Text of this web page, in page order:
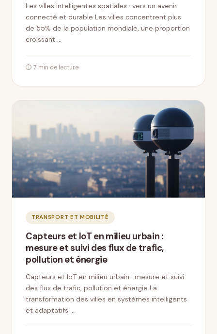
Les villes intelligentes spatiales : vers un avenir
connecté et durable Les villes concentrent plus
de 55% de la population mondiale, une proportion
croissant …
⏱ 7 min de lecture
TRANSPORT ET MOBILITÉ
Capteurs et IoT en milieu urbain :
mesure et suivi des flux de trafic,
pollution et énergie
Capteurs et IoT en milieu urbain : mesure et suivi
des flux de trafic, pollution et énergie La
transformation des villes en systèmes intelligents
et adaptatifs …